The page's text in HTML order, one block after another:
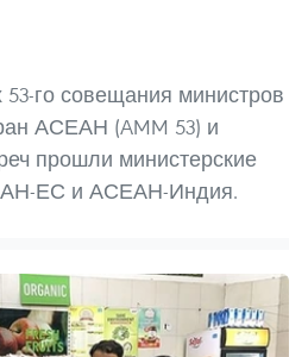
53-го совещания министров
АСЕАН (AMM 53) и
прошли министерские
ЕС и АСЕАН-Индия.